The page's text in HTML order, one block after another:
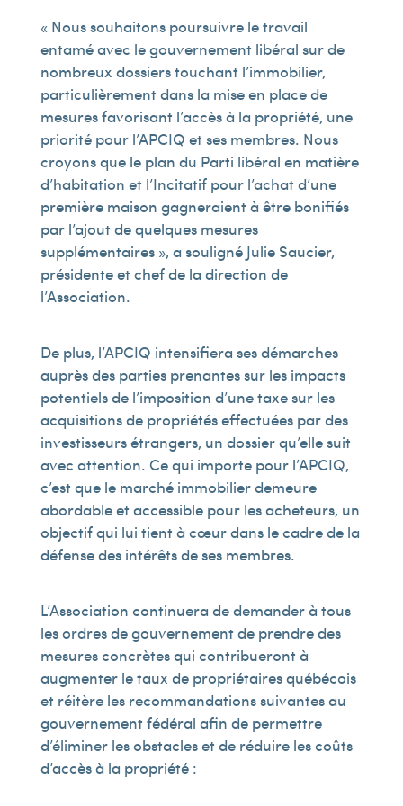
« Nous souhaitons poursuivre le travail
entamé avec le gouvernement libéral sur de
nombreux dossiers touchant l’immobilier,
particulièrement dans la mise en place de
mesures favorisant l’accès à la propriété, une
priorité pour l’APCIQ et ses membres. Nous
croyons que le plan du Parti libéral en matière
d’habitation et l’Incitatif pour l’achat d’une
première maison gagneraient à être bonifiés
par l’ajout de quelques mesures
supplémentaires », a souligné Julie Saucier,
présidente et chef de la direction de
l’Association.
De plus, l’APCIQ intensifiera ses démarches
auprès des parties prenantes sur les impacts
potentiels de l’imposition d’une taxe sur les
acquisitions de propriétés effectuées par des
investisseurs étrangers, un dossier qu’elle suit
avec attention. Ce qui importe pour l’APCIQ,
c’est que le marché immobilier demeure
abordable et accessible pour les acheteurs, un
objectif qui lui tient à cœur dans le cadre de la
défense des intérêts de ses membres.
L’Association continuera de demander à tous
les ordres de gouvernement de prendre des
mesures concrètes qui contribueront à
augmenter le taux de propriétaires québécois
et réitère les recommandations suivantes au
gouvernement fédéral afin de permettre
d’éliminer les obstacles et de réduire les coûts
d’accès à la propriété :